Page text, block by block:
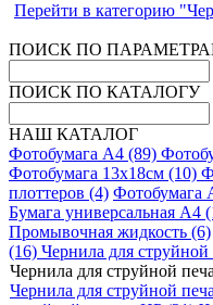
Перейти в категорию
ПОИСК ПО
ПОИСК ПО КАТАЛОГУ
НАШ КАТАЛОГ
Фотобумага A4 (89)
Фотобумага 13х18см (10)
плоттеров (4) Фотобумага
Бумага универсальная A4
Промывочная жидкость (6)
(16) Чернила для струйной
Чернила для струйной
Чернила для струйной